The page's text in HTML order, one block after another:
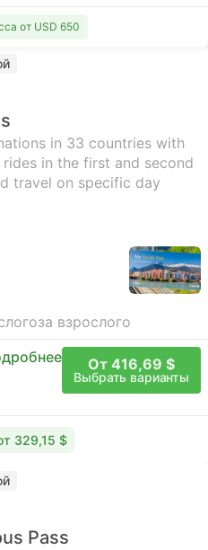
от USD 650
in 33 countries with
in the first and second
travel on specific day
за взрослого
От 416,69 $
Выбрать варианты
329,15 $
Pass